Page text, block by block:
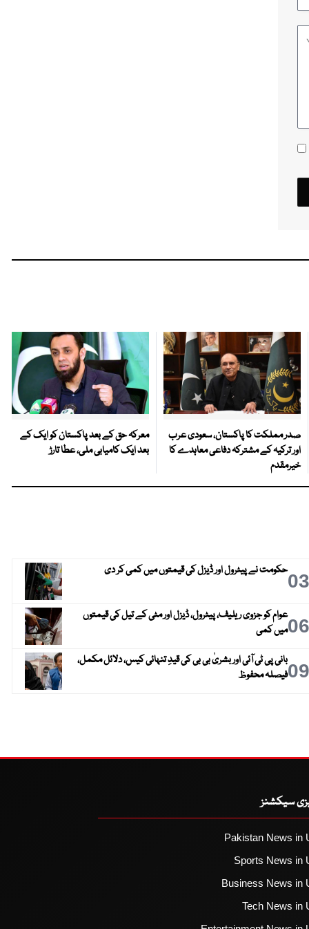
صدر مملکت کا پاکستان، سعودی عرب
اور ترکیہ کے مشترکہ دفاعی معاہدے کا
خیرمقدم
معرکہ حق کے بعد پاکستان کو ایک کے
بعد ایک کامیابی ملی، عطا تارڑ
03حکومت نے پیٹرول اور ڈیزل کی قیمتوں میں کمی کر دی
06عوام کو جزوی ریلیف، پیٹرول، ڈیزل اور مٹی کے تیل کی قیمتوں
میں کمی
09بانی پی ٹی آئی اور بشریٰ بی بی کی قیدِ تنہائی کیس، دلائل مکمل،
فیصلہ محفوظ
سیکشنز
Pakistan News in
Sports News in
Business News in
Tech News in